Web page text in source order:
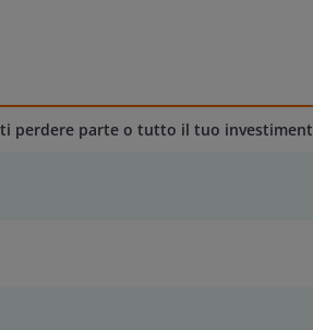
perdere parte o tutto il tuo